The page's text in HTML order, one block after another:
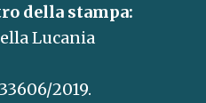
della stampa:
Lucania
2019.